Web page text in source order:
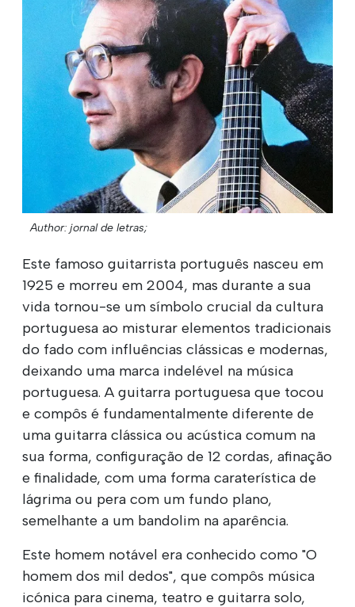
Author: jornal de letras;
Este famoso guitarrista português nasceu em
1925 e morreu em 2004, mas durante a sua
vida tornou-se um símbolo crucial da cultura
portuguesa ao misturar elementos tradicionais
do fado com influências clássicas e modernas,
deixando uma marca indelével na música
portuguesa. A guitarra portuguesa que tocou
e compôs é fundamentalmente diferente de
uma guitarra clássica ou acústica comum na
sua forma, configuração de 12 cordas, afinação
e finalidade, com uma forma caraterística de
lágrima ou pera com um fundo plano,
semelhante a um bandolim na aparência.
Este homem notável era conhecido como "O
homem dos mil dedos", que compôs música
icónica para cinema, teatro e guitarra solo,